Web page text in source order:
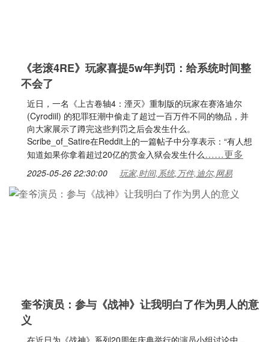
《老滚4RE》玩家喜提5w年判罚：给系统时间整
不会了
近日，一名《上古卷轴4：湮灭》重制版的玩家在赛洛迪尔
(Cyrodiil) 的犯罪狂潮中偷走了超过一百万件不同的物品，并
向大家展示了蹲完这些判罚之后会发生什么。
Scribe_of_Satire在Reddit上的一篇帖子中分享表示：“有人想
知道如果你拿着超过20亿的赏金入狱会发生什么……更多
2025-05-26 22:30:00 玩家,时间,系统,万件,迪尔,网易
奎爷演员：参与《战神》让我明白了作为男人的意
义
在近日为《战神》系列20周年庆典举行的演员小组讨论中，